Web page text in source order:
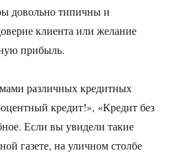
довольно типичны и
клиента или желание
прибыль.
различных кредитных
кредит!», «Кредит без
Если вы увидели такие
газете, на уличном столбе